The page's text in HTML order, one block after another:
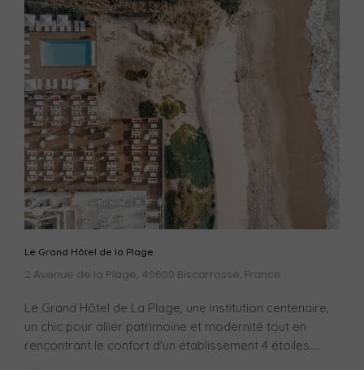
Le Grand Hôtel de la Plage
2 Avenue de la Plage, 40600 Biscarrosse, France
Le Grand Hôtel de La Plage, une institution centenaire,
un chic pour allier patrimoine et modernité tout en
rencontrant le confort d'un établissement 4 étoiles....